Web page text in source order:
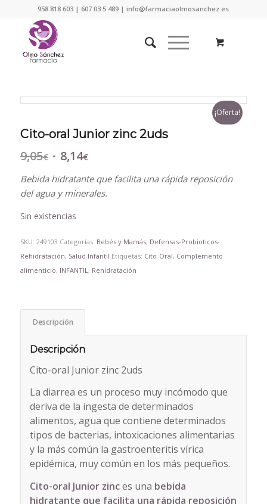
958 818 603 | 607 03 5 489 | info@farmaciaolmosanchez.es
¡Oferta!
Cito-oral Junior zinc 2uds
9,05€ El
original
era:
9,05€.
8,14€El
actual
es:
Bebida hidratante que facilita una rápida reposición
del agua y minerales.
Sin existencias
SKU: 249103 Categorías: Bebés y Mamás, Defensas-Probioticos-
Rehidratación, Salud Infantil Etiquetas: Cito-Oral, Complemento
alimenticio, INFANTIL, Rehidratación
Descripción
Descripción
Cito-oral Junior zinc 2uds
La diarrea es un proceso muy incómodo que
deriva de la ingesta de determinados
alimentos, agua que contiene determinados
tipos de bacterias, intoxicaciones alimentarias
y la más común la gastroenteritis vírica
epidémica, muy común en los más pequeños.
Cito-oral Junior zinces una bebida
hidratante que facilita una rápida reposición